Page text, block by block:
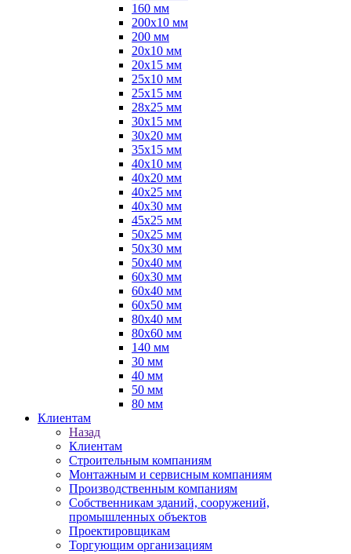
160 мм
200х10 мм
200 мм
20х10 мм
20х15 мм
25х10 мм
25х15 мм
28х25 мм
30х15 мм
30х20 мм
35х15 мм
40х10 мм
40х20 мм
40х25 мм
40х30 мм
45х25 мм
50х25 мм
50х30 мм
50х40 мм
60х30 мм
60х40 мм
60х50 мм
80х40 мм
80х60 мм
140 мм
30 мм
40 мм
50 мм
80 мм
Клиентам
Назад
Клиентам
Строительным компаниям
Монтажным и сервисным компаниям
Производственным компаниям
Собственникам зданий, сооружений,
промышленных объектов
Проектировщикам
Торгующим организациям